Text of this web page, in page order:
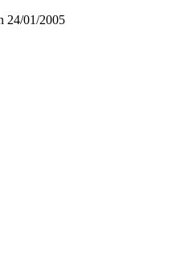
24/01/2005